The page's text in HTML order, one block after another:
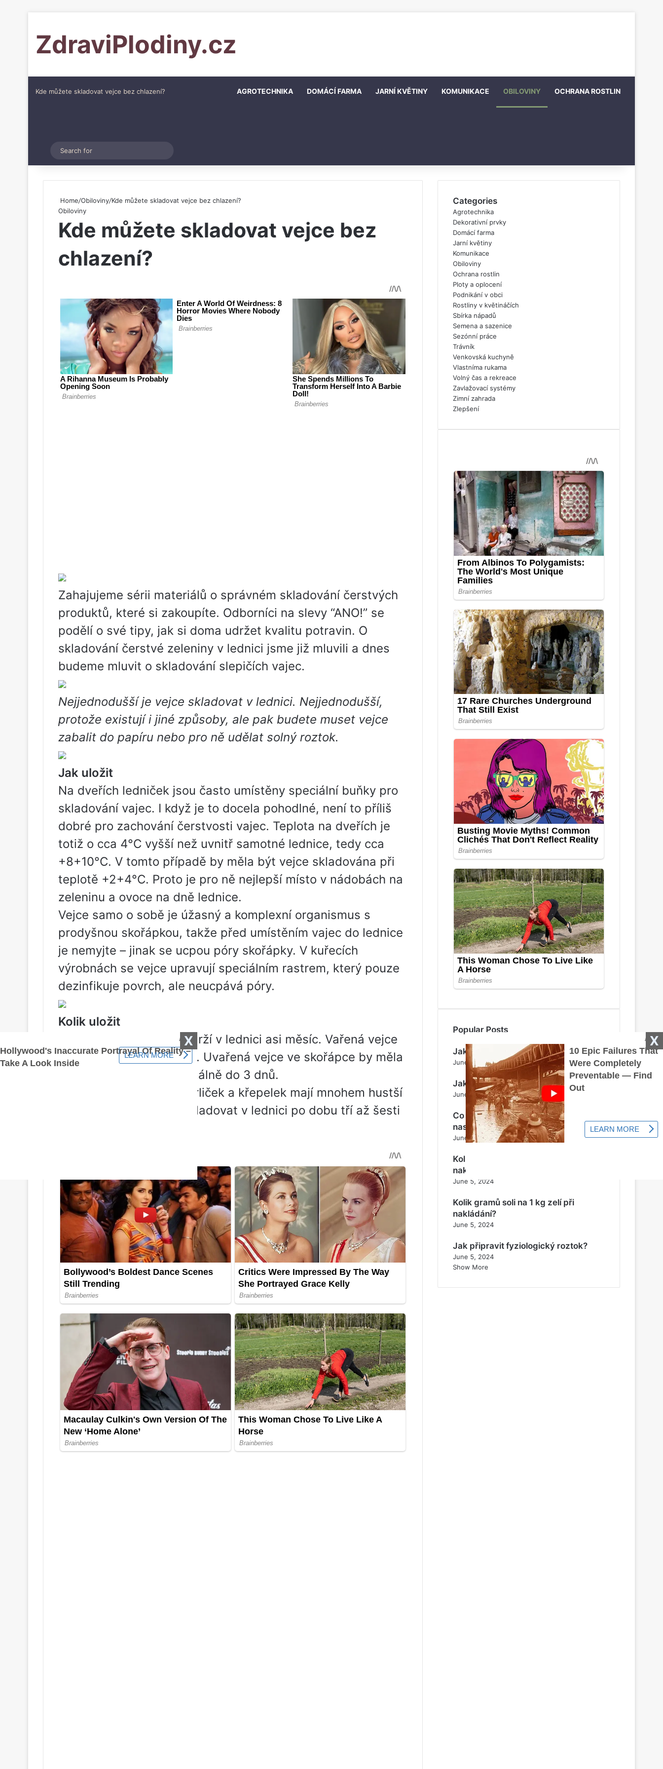
ZdraviPlodiny.cz
Kde můžete skladovat vejce bez chlazení? AGROTECHNIKA DOMÁCÍ FARMA JARNÍ KVĚTINY KOMUNIKACE OBILOVINY OCHRANA ROSTLIN
Switch skin
for
Home/Obiloviny/Kde můžete skladovat vejce bez chlazení?
Obiloviny
Kde můžete skladovat vejce bez
chlazení?
X
X
Zahajujeme sérii materiálů o správném skladování čerstvých
produktů, které si zakoupíte. Odborníci na slevy “ANO!” se
podělí o své tipy, jak si doma udržet kvalitu potravin. O
skladování čerstvé zeleniny v lednici jsme již mluvili a dnes
budeme mluvit o skladování slepičích vajec.
Nejjednodušší je vejce skladovat v lednici. Nejjednodušší,
protože existují i ​​​​jiné způsoby, ale pak budete muset vejce
zabalit do papíru nebo pro ně udělat solný roztok.
Jak uložit
Na dveřích ledniček jsou často umístěny speciální buňky pro
skladování vajec. I když je to docela pohodlné, není to příliš
dobré pro zachování čerstvosti vajec. Teplota na dveřích je
totiž o cca 4°C vyšší než uvnitř samotné lednice, tedy cca
+8+10°C. V tomto případě by měla být vejce skladována při
teplotě +2+4°C. Proto je pro ně nejlepší místo v nádobách na
zeleninu a ovoce na dně lednice.
Vejce samo o sobě je úžasný a komplexní organismus s
prodyšnou skořápkou, takže před umístěním vajec do lednice
je nemyjte – jinak se ucpou póry skořápky. V kuřecích
výrobnách se vejce upravují speciálním rastrem, který pouze
dezinfikuje povrch, ale neucpává póry.
Kolik uložit
Čerstvá slepičí vejce vydrží v lednici asi měsíc. Vařená vejce
vydrží v průměru 5-7 dní. Uvařená vejce ve skořápce by měla
být spotřebována maximálně do 3 dnů.
Všimněte si, že vejce perliček a křepelek mají mnohem hustší
skořápky, takže je lze skladovat v lednici po dobu tří až šesti
Categories
Agrotechnika
Dekorativní prvky
Domácí farma
Jarní květiny
Komunikace
Obiloviny
Ochrana rostlin
Ploty a oplocení
Podnikání v obci
Rostliny v květináčích
Sbírka nápadů
Semena a sazenice
Sezónní práce
Trávník
Venkovská kuchyně
Vlastníma rukama
Volný čas a rekreace
Zavlažovací systémy
Zimní zahrada
Zlepšení
Popular Posts
Jak určit odrůdu zelí pro nakládání?
June 5, 2024
Jaký je jed pro krtky?
June 5, 2024
Co dělat, když motorová pila
nastartuje a zastaví se?
June 5, 2024
Kolik soli potřebujete na 10 kg zelí na
nakládání?
June 5, 2024
Kolik gramů soli na 1 kg zelí při
nakládání?
June 5, 2024
Jak připravit fyziologický roztok?
June 5, 2024
Show More